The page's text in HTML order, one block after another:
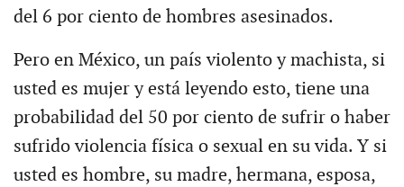
del 6 por ciento de hombres asesinados.
Pero en México, un país violento y machista, si
usted es mujer y está leyendo esto, tiene una
probabilidad del 50 por ciento de sufrir o haber
sufrido violencia física o sexual en su vida. Y si
usted es hombre, su madre, hermana, esposa,